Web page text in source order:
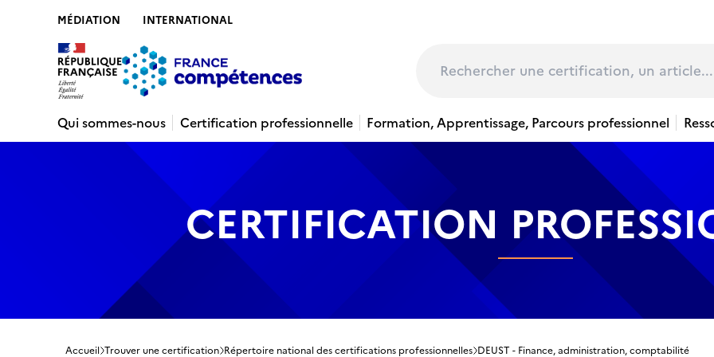
MÉDIATION INTERNATIONAL
Qui sommes-nous Certification professionnelle Formation, Apprentissage, Parcours professionnel
CERTIFICATION
Accueil Trouver une certification Répertoire national des certifications professionnelles DEUST - Finance, administration, comptabilité